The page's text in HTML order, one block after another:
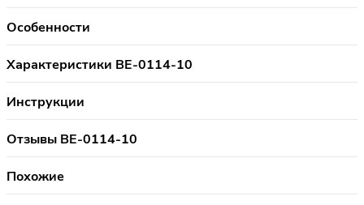
Особенности
Характеристики BE-0114-10
Инструкции
Отзывы BE-0114-10
Похожие